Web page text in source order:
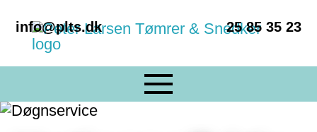
info@plts.dk 25 85 35 23